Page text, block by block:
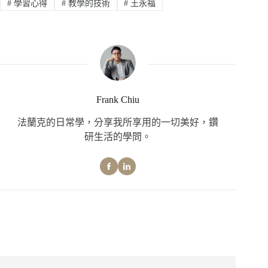
#學習心得 #教學的技術 # 王永福
Frank Chiu
法蘭克的日常學，分享我所享用的一切美好，鑽
研生活的學問。